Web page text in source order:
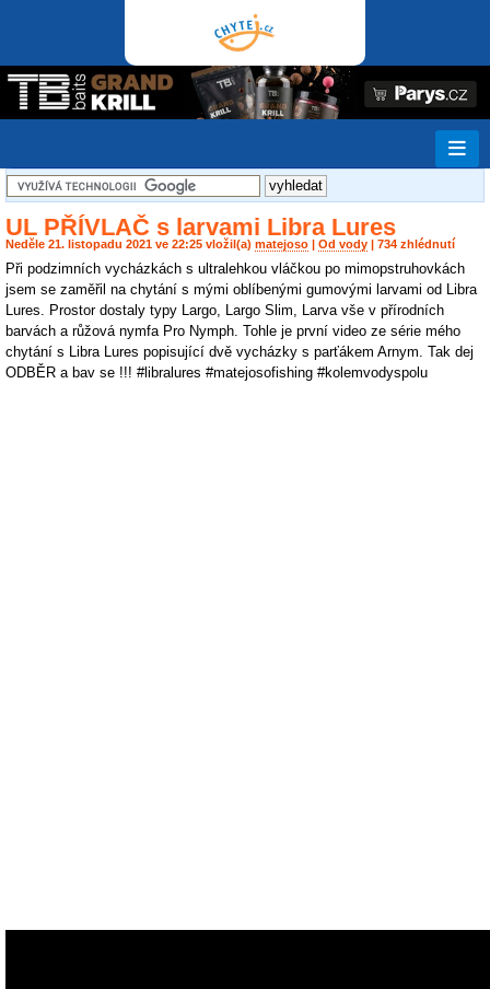
UL PŘÍVLAČ s larvami Libra Lures
Neděle 21. listopadu 2021 ve 22:25 vložil(a) matejoso Od vody | 734 zhlédnutí
Při podzimních vycházkách s ultralehkou vláčkou po mimopstruhovkách
jsem se zaměřil na chytání s mými oblíbenými gumovými larvami od Libra
Lures. Prostor dostaly typy Largo, Largo Slim, Larva vše v přírodních
barvách a růžová nymfa Pro Nymph. Tohle je první video ze série mého
chytání s Libra Lures popisující dvě vycházky s parťákem Arnym. Tak dej
ODBĚR a bav se !!! #libralures #matejosofishing #kolemvodyspolu